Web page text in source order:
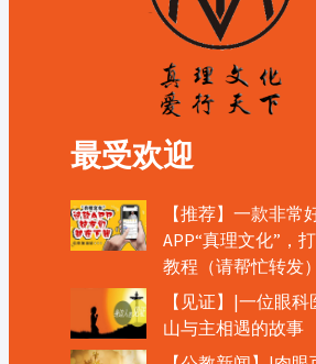
最受欢迎
【推荐】一款非常
APP“真理文化”，
教程（请帮忙转发）
【见证】|一位眼
山与主相遇的故事